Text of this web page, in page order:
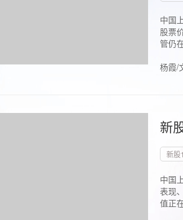
中国
股票
管仍
杨霞/
新
新股
中国
表现
值正